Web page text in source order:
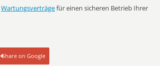
Wartungsverträgefür einen sicheren Betrieb Ihrer
Share on Google